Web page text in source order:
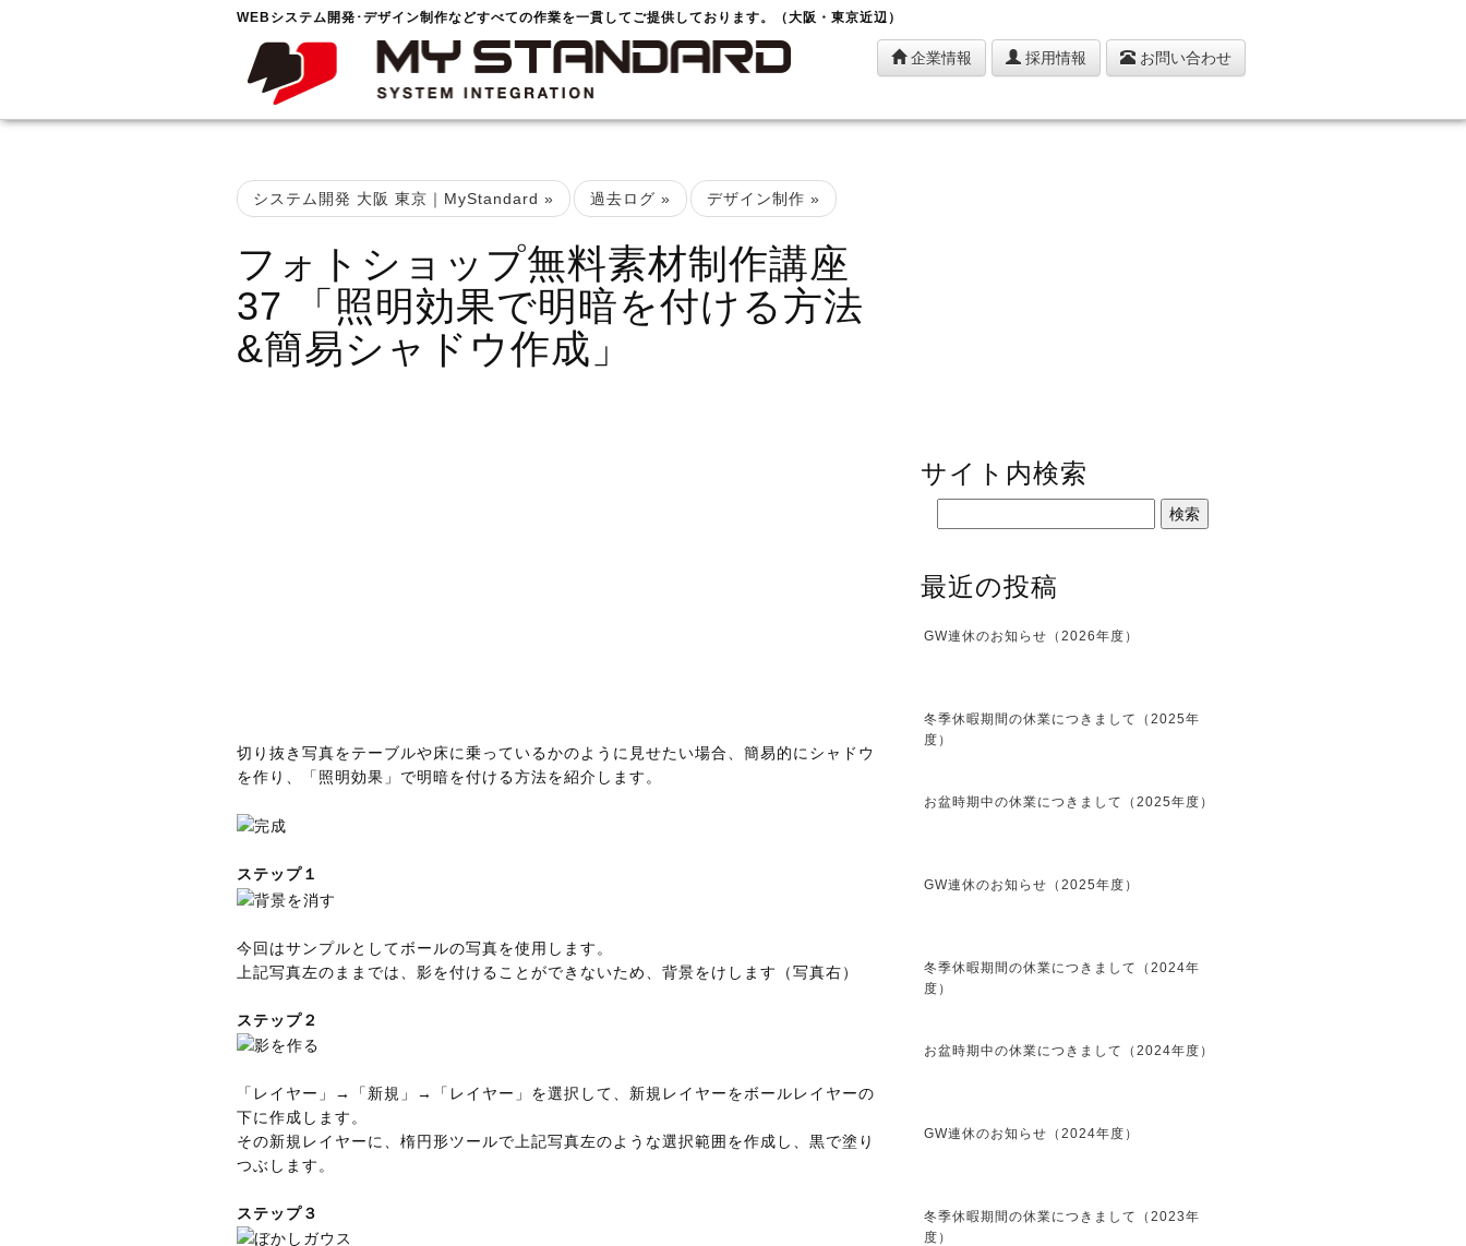
WEBシステム開発･デザイン制作などすべての作業を一貫してご提供しております。（大阪・東京近辺）
企業情報 採用情報 お問い合わせ
システム開発 大阪 東京｜MyStandard » 過去ログ » デザイン制作 »
フォトショップ無料素材制作講座
37 「照明効果で明暗を付ける方法
&簡易シャドウ作成」
切り抜き写真をテーブルや床に乗っているかのように見せたい場合、簡易的にシャドウ
を作り、「照明効果」で明暗を付ける方法を紹介します。
ステップ１
今回はサンプルとしてボールの写真を使用します。
上記写真左のままでは、影を付けることができないため、背景をけします（写真右）
ステップ２
「レイヤー」→「新規」→「レイヤー」を選択して、新規レイヤーをボールレイヤーの
下に作成します。
その新規レイヤーに、楕円形ツールで上記写真左のような選択範囲を作成し、黒で塗り
つぶします。
ステップ３
サイト内検索
最近の投稿
GW連休のお知らせ（2026年度）
冬季休暇期間の休業につきまして（2025年
度）
お盆時期中の休業につきまして（2025年度）
GW連休のお知らせ（2025年度）
冬季休暇期間の休業につきまして（2024年
度）
お盆時期中の休業につきまして（2024年度）
GW連休のお知らせ（2024年度）
冬季休暇期間の休業につきまして（2023年
度）